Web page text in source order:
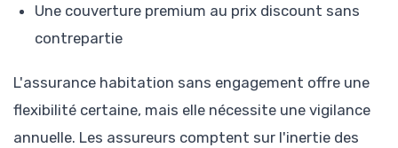
Une couverture premium au prix discount sans
contrepartie
L'assurance habitation sans engagement offre une
flexibilité certaine, mais elle nécessite une vigilance
annuelle. Les assureurs comptent sur l'inertie des